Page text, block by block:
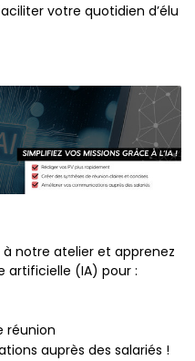
votre quotidien d’élu
notre atelier et apprenez
artificielle (IA) pour :
réunion
auprès des salariés !